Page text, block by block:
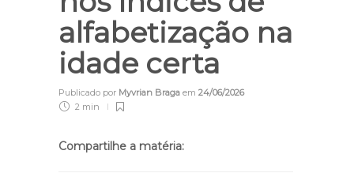
alfabetização na
idade certa
Publicado por Myvrian Braga em 24/06/2026
2 min
Compartilhe a matéria: